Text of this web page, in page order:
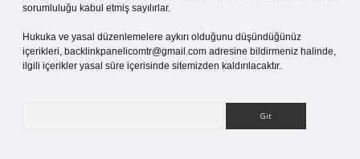
sorumluluğu kabul etmiş sayılırlar.
Hukuka ve yasal düzenlemelere aykırı olduğunu düşündüğünüz
içerikleri, backlinkpanelicomtr@gmail.com adresine bildirmeniz halinde,
ilgili içerikler yasal süre içerisinde sitemizden kaldırılacaktır.